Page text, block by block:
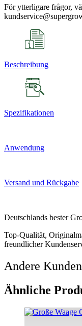
För ytterligare frågor,
Beschreibung
Spezifikationen
Anwendung
Versand und Rückgabe
Deutschlands bester
Top-Qualität,
freundlicher
Andere
Ähnliche